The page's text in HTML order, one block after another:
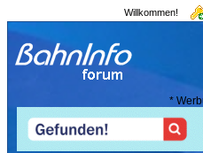
Willkommen!
*